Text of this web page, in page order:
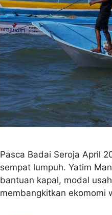
Pasca Badai Seroja April
sempat lumpuh. Yatim
bantuan kapal, modal
membangkitkan ekomomi